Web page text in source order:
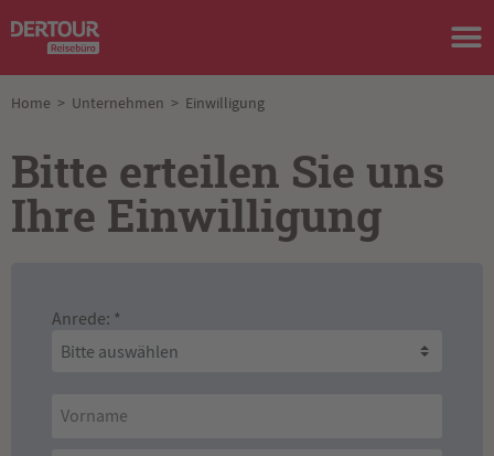
Home > Unternehmen > Einwilligung
Bitte erteilen Sie uns
Ihre Einwilligung
Anrede: *